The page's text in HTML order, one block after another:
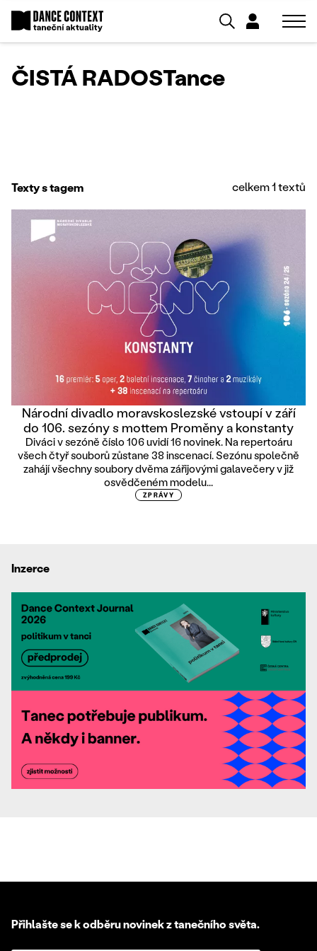
ČISTÁ RADOSTance
Texty s tagem celkem 1 textů
Národní divadlo moravskoslezské vstoupí v září
do 106. sezóny s mottem Proměny a konstanty
Diváci v sezóně číslo 106 uvidí 16 novinek. Na repertoáru
všech čtyř souborů zůstane 38 inscenací. Sezónu společně
zahájí všechny soubory dvěma zářijovými galavečery v již
osvědčeném modelu...
ZPRÁVY
Inzerce
Přihlašte se k odběru novinek z tanečního světa.